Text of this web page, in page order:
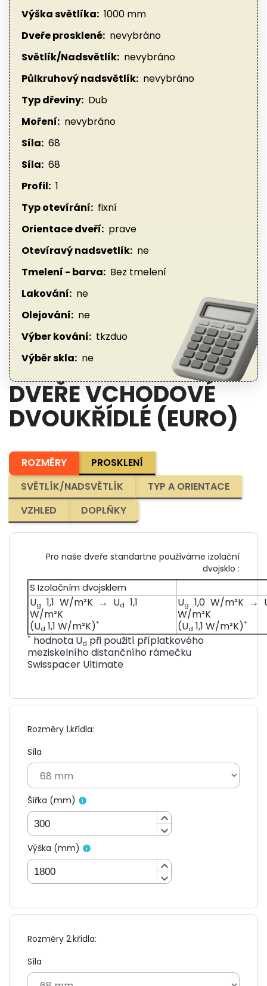
Výška světlíka: 1000 mm
Dveře prosklené: nevybráno
Světlík/Nadsvětlík: nevybráno
Půlkruhový nadsvětlík: nevybráno
Typ dřeviny: Dub
Moření: nevybráno
Síla: 68
Síla: 68
Profil: 1
Typ otevírání: fixní
Orientace dveří: prave
Otevíravý nadsvetlík: ne
Tmelení - barva: Bez tmelení
Lakování: ne
Olejování: ne
Výber kování: tkzduo
Výběr skla: ne
DVEŘE VCHODOVÉ
DVOUKŘÍDLÉ (EURO)
ROZMĚRY
PROSKLENÍ
SVĚTLÍK/NADSVĚTLÍK
TYP A ORIENTACE
VZHLED
DOPLŇKY
Pro naše dveře standartne používáme izolační
dvojsklo :
S Izolačním dvojsklem
Ug 1,1 W/m²K → Ud
1,1
W/m²K
(Ud 1,1 W/m²K)*
Ug 1,0 W/m²K →
W/m²K
(Ud 1,1 W/m²K)*
* hodnota Ud při použití příplatkového
meziskelního distančního rámečku
Swisspacer Ultimate
Rozměry 1.křídla:
Síla
Šířka (mm) info
keyboard_arrow_up
keyboard_arrow_down
Výška (mm) info
keyboard_arrow_up
keyboard_arrow_down
Rozměry 2.křídla:
Síla